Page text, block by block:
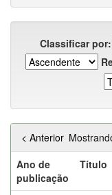
Classificar por:
< Anterior
Ano de
publicação
Título